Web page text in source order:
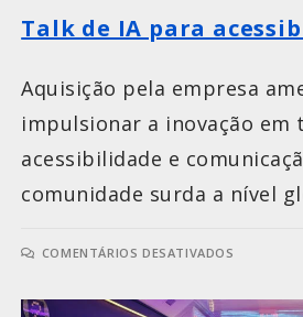
Talk de IA para
Aquisição pela empresa
impulsionar a inovação em
acessibilidade e
comunidade surda a nível
COMENTÁRIOS DESATIVADOS